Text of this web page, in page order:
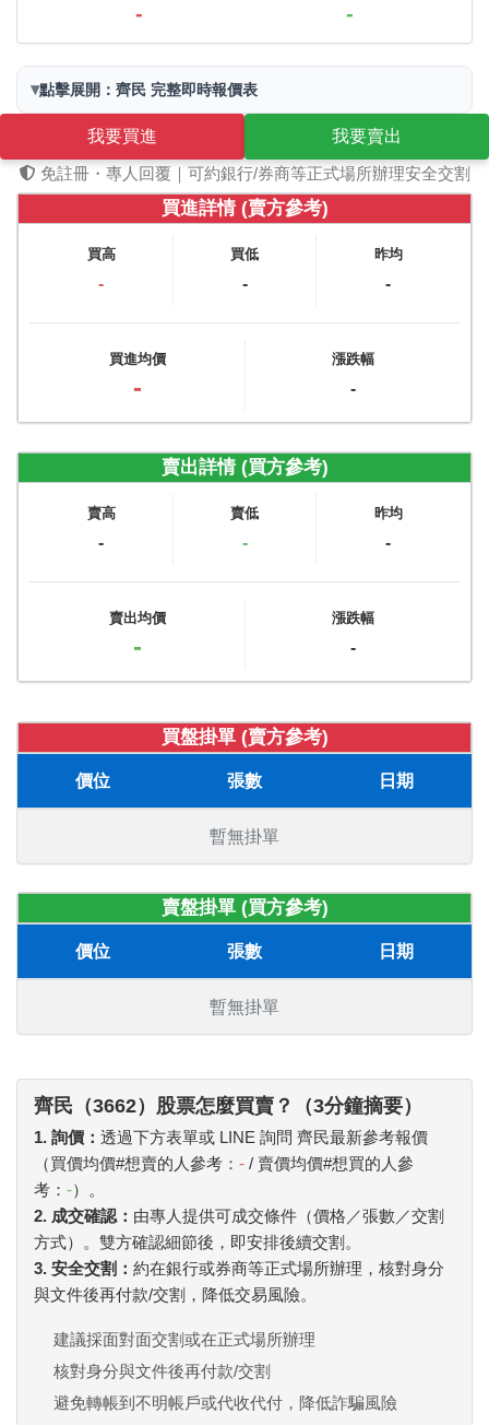
- -
▾點擊展開：齊民 完整即時報價表
我要買進
我要賣出
免註冊・專人回覆｜可約銀行/券商等正式場所辦理安全交割
買進詳情 (賣方參考)
買高
-
買低
-
昨均
-
買進均價
-
漲跌幅
-
賣出詳情 (買方參考)
賣高
-
賣低
-
昨均
-
賣出均價
-
漲跌幅
-
買盤掛單 (賣方參考)
價位 張數 日期
暫無掛單
賣盤掛單 (買方參考)
價位 張數 日期
暫無掛單
齊民（3662）股票怎麼買賣？（3分鐘摘要）
1. 詢價： 透過下方表單或 LINE 詢問 齊民最新參考報價
（買價均價#想賣的人參考： - / 賣價均價#想買的人參
考： -）。
2. 成交確認： 由專人提供可成交條件（價格／張數／交割
方式）。雙方確認細節後，即安排後續交割。
3. 安全交割： 約在銀行或券商等正式場所辦理，核對身分
與文件後再付款/交割，降低交易風險。
建議採面對面交割或在正式場所辦理
核對身分與文件後再付款/交割
避免轉帳到不明帳戶或代收代付，降低詐騙風險